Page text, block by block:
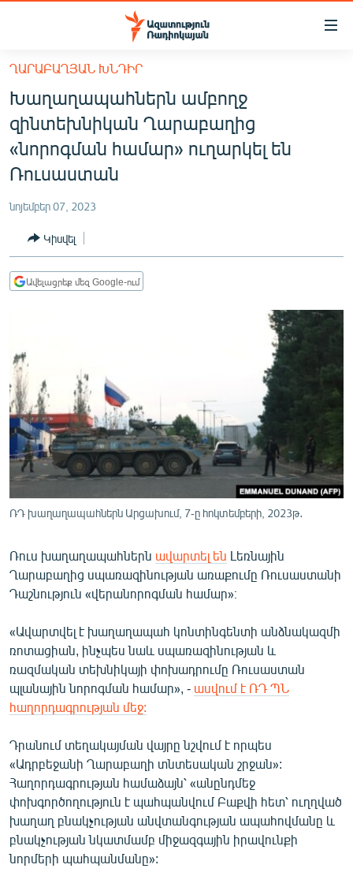
Մատչելիության
հիմնական
բովանդակությանը
Անցնել
հիմնական
մենյուին
Որոնում
ՀԱՅԱՍՏԱՆ
ՔԱՂԱՔԱԿԱՆ
ԸՆՏՐՈՒԹՅՈՒՆՆԵՐ 2026
ՏՆՏԵՍՈՒԹՅՈՒՆ
ՂԱՐԱԲԱՂ
ՄԻՋԱԶԳԱՅԻՆ
ՄՇԱԿՈՒՅԹ
ՍՊՈՐՏ
ՄԵԿՆԱԲԱՆՈՒԹՅՈՒՆ
ՏՏ ԵՒ ԻՆՏԵՐՆԵՏ
ԿՈՐՈՆԱՎԻՐՈՒՍ
ՏԵՍԱՆՅՈՒԹԵՐ
ԲԱՆԱՎԵՃ
ՓՈԴՔԱՍԹ
Հայերեն
English
Русский
ՀԵՏԵՎԵՔ ՄԵԶ
ՂԱՐԱԲԱՂՅԱՆ ԽՆԴԻՐ
Խաղաղապահներն ամբողջ
զինտեխնիկան Ղարաբաղից
«նորոգման համար» ուղարկել են
Ռուսաստան
նոյեմբեր 07, 2023
Կիսվել
Ավելացրեք մեզ Google-ում
ՌԴ խաղաղապահներն Արցախում, 7-ը հոկտեմբերի, 2023թ․
Ռուս խաղաղապահներն ավարտել են Լեռնային
Ղարաբաղից սպառազինության առաքումը Ռուսաստանի
Դաշնություն «վերանորոգման համար»։
«Ավարտվել է խաղաղապահ կոնտինգենտի անձնակազմի
ռոտացիան, ինչպես նաև սպառազինության և
ռազմական տեխնիկայի փոխադրումը Ռուսաստան
պլանային նորոգման համար», - ասվում է ՌԴ ՊՆ
հաղորդագրության մեջ:
Դրանում տեղակայման վայրը նշվում է որպես
«Ադրբեջանի Ղարաբաղի տնտեսական շրջան»:
Հաղորդագրության համաձայն՝ «անընդմեջ
փոխգործողություն է պահպանվում Բաքվի հետ՝ ուղղված
խաղաղ բնակչության անվտանգության ապահովմանը և
բնակչության նկատմամբ միջազգային իրավունքի
նորմերի պահպանմանը»: